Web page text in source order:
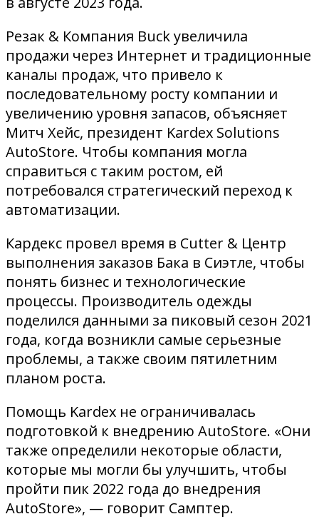
Резак & Компания Buck увеличила
продажи через Интернет и традиционные
каналы продаж, что привело к
последовательному росту компании и
увеличению уровня запасов, объясняет
Митч Хейс, президент Kardex Solutions
AutoStore. Чтобы компания могла
справиться с таким ростом, ей
потребовался стратегический переход к
автоматизации.
Кардекс провел время в Cutter & Центр
выполнения заказов Бака в Сиэтле, чтобы
понять бизнес и технологические
процессы. Производитель одежды
поделился данными за пиковый сезон 2021
года, когда возникли самые серьезные
проблемы, а также своим пятилетним
планом роста.
Помощь Kardex не ограничивалась
подготовкой к внедрению AutoStore. «Они
также определили некоторые области,
которые мы могли бы улучшить, чтобы
пройти пик 2022 года до внедрения
AutoStore», — говорит Самптер.